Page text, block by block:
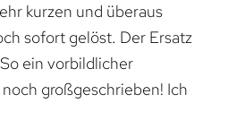
kurzen und überaus
sofort gelöst. Der Ersatz
ein vorbildlicher
großgeschrieben! Ich